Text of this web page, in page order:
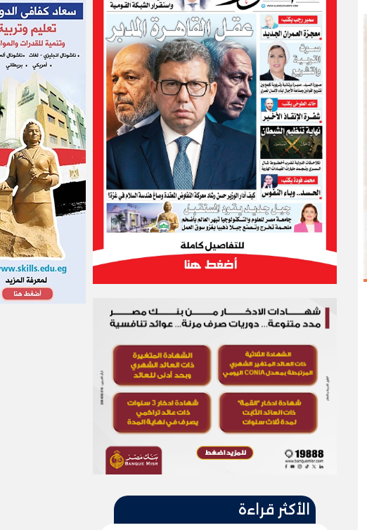
الأكثر قراءة